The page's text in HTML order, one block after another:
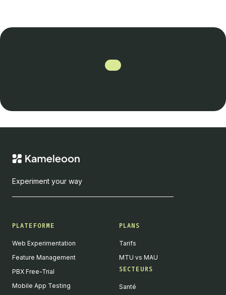
Experiment your way
PLATEFORME
Web Experimentation
Feature Management
PBX Free-Trial
Mobile App Testing
PLANS
Tarifs
MTU vs MAU
SECTEURS
Santé